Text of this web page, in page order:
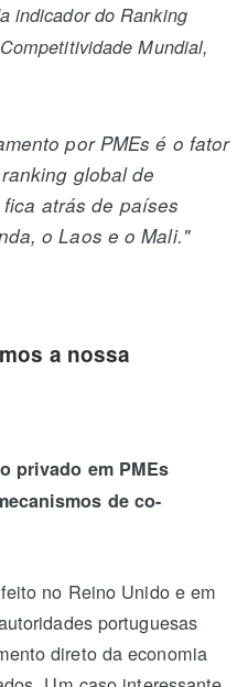
indicador do Ranking
Mundial,
por PMEs é o fator
global de
atrás de países
o Laos e o Mali."
a nossa
privado em PMEs
de co-
no Reino Unido e em
portuguesas
direto da economia